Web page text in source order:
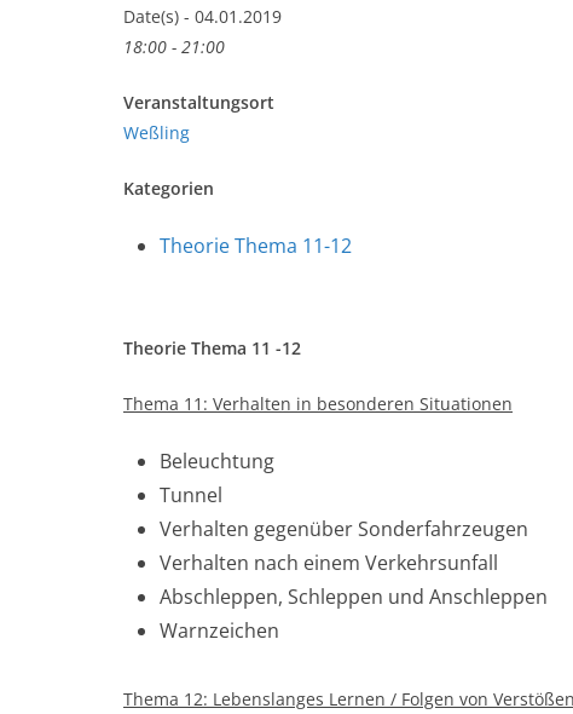
Date(s) - 04.01.2019
18:00 - 21:00
Veranstaltungsort
Weßling
Kategorien
Theorie Thema 11-12
Theorie Thema 11 -12
Thema 11: Verhalten in besonderen Situationen
Beleuchtung
Tunnel
Verhalten gegenüber Sonderfahrzeugen
Verhalten nach einem Verkehrsunfall
Abschleppen, Schleppen und Anschleppen
Warnzeichen
Thema 12: Lebenslanges Lernen / Folgen von